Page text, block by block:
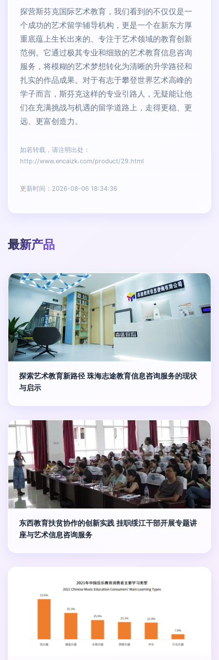
探营斯芬克国际艺术教育，我们看到的不仅仅是一
个成功的艺术留学辅导机构，更是一个在新东方厚
重底蕴上生长出来的、专注于艺术领域的教育创新
范例。它通过极其专业和细致的艺术教育信息咨询
服务，将模糊的艺术梦想转化为清晰的升学路径和
扎实的作品成果。对于有志于攀登世界艺术高峰的
学子而言，斯芬克这样的专业引路人，无疑能让他
们在充满挑战与机遇的留学道路上，走得更稳、更
远、更富创造力。
如若转载，请注明出处：
http://www.encaizk.com/product/29.html
更新时间：2026-08-06 18:34:36
最新产品
探索艺术教育新路径 珠海志途教育信息咨询服务的现状
与启示
东西教育扶贫协作的创新实践 挂职绥江干部开展专题讲
座与艺术信息咨询服务